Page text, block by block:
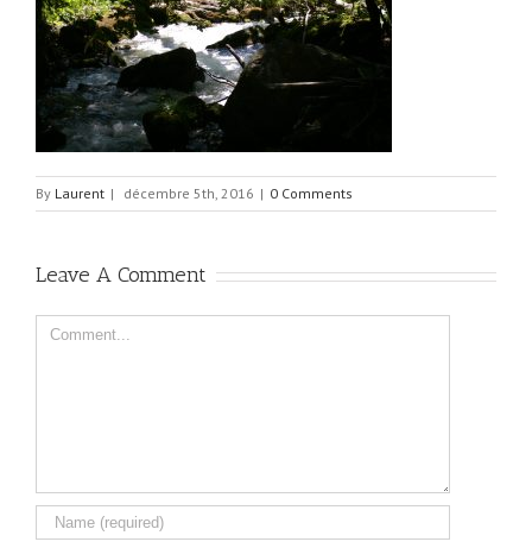
By Laurent | décembre 5th, 2016 | 0 Comments
Leave A Comment
Comment